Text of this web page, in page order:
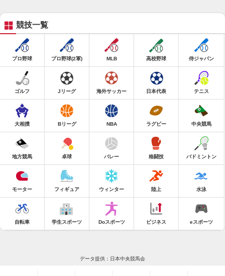
競技一覧
プロ野球 プロ野球(2軍) MLB 高校野球 侍ジャパン
ゴルフ Jリーグ 海外サッカー 日本代表 テニス
大相撲 Bリーグ NBA ラグビー 中央競馬
地方競馬 卓球 バレー 格闘技 バドミントン
モーター フィギュア ウィンター 陸上 水泳
自転車 学生スポーツ Doスポーツ ビジネス eスポーツ
データ提供：日本中央競馬会